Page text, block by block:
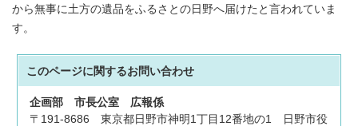
から無事に土方の遺品をふるさとの日野へ届けたと言われていま
す。
このページに関するお問い合わせ
企画部市長公室 広報係
〒191-8686 東京都日野市神明1丁目12番地の1 日野市役